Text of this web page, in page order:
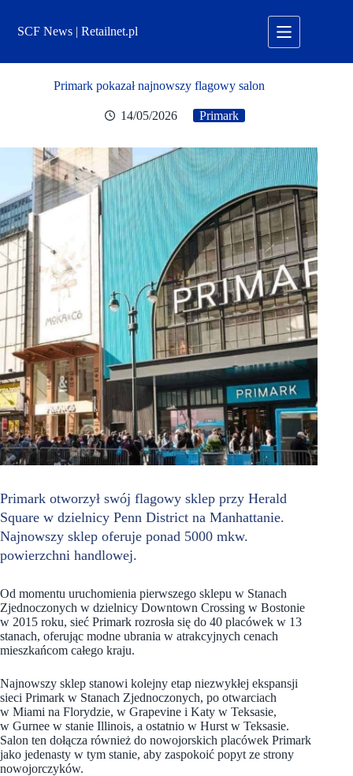
treściSCF News | Retailnet.pl
Primark pokazał najnowszy flagowy salon
14/05/2026 Primark
Primark otworzył swój flagowy sklep przy Herald
Square w dzielnicy Penn District na Manhattanie.
Najnowszy sklep oferuje ponad 5000 mkw.
powierzchni handlowej.
Od momentu uruchomienia pierwszego sklepu w Stanach
Zjednoczonych w dzielnicy Downtown Crossing w Bostonie
w 2015 roku, sieć Primark rozrosła się do 40 placówek w 13
stanach, oferując modne ubrania w atrakcyjnych cenach
mieszkańcom całego kraju.
Najnowszy sklep stanowi kolejny etap niezwykłej ekspansji
sieci Primark w Stanach Zjednoczonych, po otwarciach
w Miami na Florydzie, w Grapevine i Katy w Teksasie,
w Gurnee w stanie Illinois, a ostatnio w Hurst w Teksasie.
Salon ten dołącza również do nowojorskich placówek Primark
jako jedenasty w tym stanie, aby zaspokoić popyt ze strony
nowojorczyków.